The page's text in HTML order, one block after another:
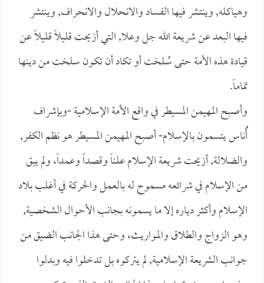
وهياكله, وينتشر فيها الفساد والانحلال والانحراف, وينتشر
فيها البعد عن شريعة الله جل وعلا, التي أزيحت قليلاً قليلاً عن
قيادة هذه الأمة حتى سُلخت أو تكاد أن تكون سلخت من دينها
تماماً.
وأصبح المهيمن المسيطر في واقع الأمة الإسلامية -وبإشراف
أَُناس يتسمون بالإسلام- أصبح المهيمن المسيطر هو نظم الكفر,
والضلالة, أزيحت شريعة الإسلام علناً وقصداً وعمداً، ولم يبق
من الإسلام في شرائعه مسموح له بالعمل والحركة في أغلب بلاد
الإسلام وأكثر دياره إلا ما يسمونه بجانب الأحوال الشخصية,
وهو الزواج والطلاق والمواريث، وحتى هذا الجانب الضيق من
جوانب الشريعة الإسلامية, لم يتركوه بل تدخلوا فيه وبدلوا